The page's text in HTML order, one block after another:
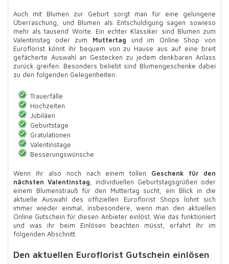
Auch mit Blumen zur Geburt sorgt man für eine gelungene
Überraschung, und Blumen als Entschuldigung sagen sowieso
mehr als tausend Worte. Ein echter Klassiker sind Blumen zum
Valentinstag oder zum Muttertag und im Online Shop von
Euroflorist könnt ihr bequem von zu Hause aus auf eine breit
gefächerte Auswahl an Gestecken zu jedem denkbaren Anlass
zurück greifen. Besonders beliebt sind Blumengeschenke dabei
zu den folgenden Gelegenheiten:
Trauerfälle
Hochzeiten
Jubiläen
Geburtstage
Gratulationen
Valentinstage
Besserungswünsche
Wenn ihr also noch nach einem tollen Geschenk für den
nächsten Valentinstag , individuellen Geburtstagsgrüßen oder
einem Blumenstrauß für den Muttertag sucht, ein Blick in die
aktuelle Auswahl des offiziellen Euroflorist Shops lohnt sich
immer wieder einmal, insbesondere, wenn man den aktuellen
Online Gutschein für diesen Anbieter einlöst. Wie das funktioniert
und was ihr beim Einlösen beachten müsst, erfahrt ihr im
folgenden Abschnitt.
Den aktuellen Euroflorist Gutschein einlösen